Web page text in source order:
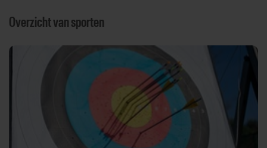
Overzicht van sporten